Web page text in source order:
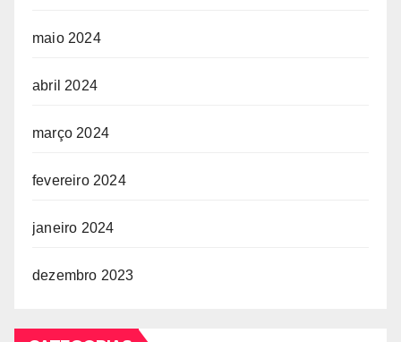
maio 2024
abril 2024
março 2024
fevereiro 2024
janeiro 2024
dezembro 2023